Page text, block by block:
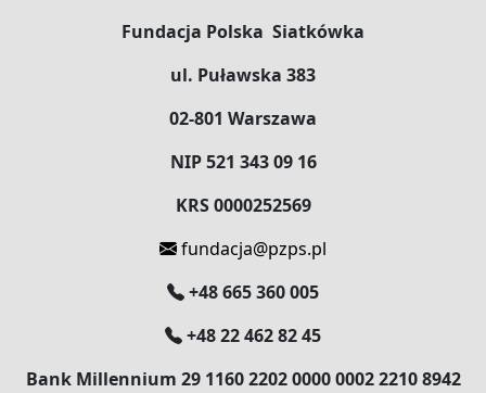
Fundacja Polska Siatkówka
ul. Puławska 383
02-801 Warszawa
NIP 521 343 09 16
KRS 0000252569
fundacja@pzps.pl
+48 665 360 005
+48 22 462 82 45
Bank Millennium 29 1160 2202 0000 0002 2210 8942